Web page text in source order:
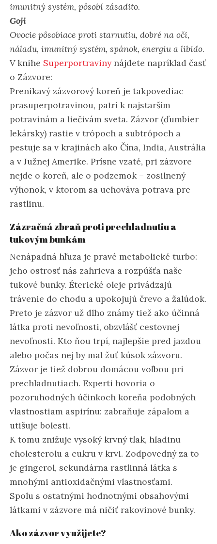
imunitný systém, pôsobí zásadito.
Goji
Ovocie pôsobiace proti starnutiu, dobré na oči,
náladu, imunitný systém, spánok, energiu a libido.
V knihe Superportravinynájdete napríklad časť
o Zázvore:
Prenikavý zázvorový koreň je takpovediac
prasuperpotravinou, patrí k najstarším
potravinám a liečivám sveta. Zázvor (ďumbier
lekársky) rastie v trópoch a subtrópoch a
pestuje sa v krajinách ako Čína, India, Austrália
a v Južnej Amerike. Prísne vzaté, pri zázvore
nejde o koreň, ale o podzemok – zosilnený
výhonok, v ktorom sa uchováva potrava pre
rastlinu.
Zázračná zbraň proti prechladnutiu a
tukovým bunkám
Nenápadná hľuza je pravé metabolické turbo:
jeho ostrosť nás zahrieva a rozpúšťa naše
tukové bunky. Éterické oleje privádzajú
trávenie do chodu a upokojujú črevo a žalúdok.
Preto je zázvor už dlho známy tiež ako účinná
látka proti nevoľnosti, obzvlášť cestovnej
nevoľnosti. Kto ňou trpí, najlepšie pred jazdou
alebo počas nej by mal žuť kúsok zázvoru.
Zázvor je tiež dobrou domácou voľbou pri
prechladnutiach. Experti hovoria o
pozoruhodných účinkoch koreňa podobných
vlastnostiam aspirínu: zabraňuje zápalom a
utišuje bolesti.
K tomu znižuje vysoký krvný tlak, hladinu
cholesterolu a cukru v krvi. Zodpovedný za to
je gingerol, sekundárna rastlinná látka s
mnohými antioxidačnými vlastnosťami.
Spolu s ostatnými hodnotnými obsahovými
látkami v zázvore má ničiť rakovinové bunky.
Ako zázvor využijete?